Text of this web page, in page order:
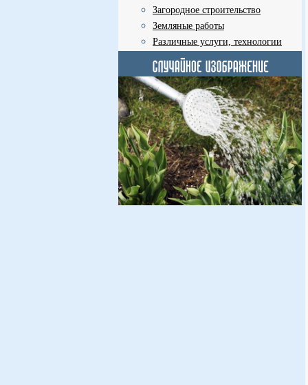
Загородное строительство
Земляные работы
Различные услуги, технологии